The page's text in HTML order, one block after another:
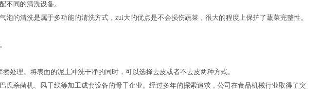
不同的清洗设备。
的清洗是属于多功能的清洗方式，zui大的优点是不会损伤蔬菜，很大的程度上保护了蔬菜完整性。
处理。将表面的泥土冲洗干净的同时，可以选择去皮或者不去皮两种方式。
氏杀菌机、风干线等加工成套设备的骨干企业。经过多年的探索追求，公司在食品机械行业取得了突